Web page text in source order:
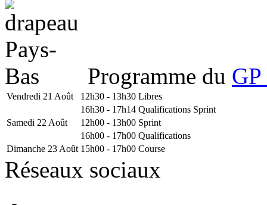
Programme du
Vendredi 21 Août 12h30 - 13h30 Libres
16h30 - 17h14 Qualifications Sprint
Samedi 22 Août
12h00 - 13h00 Sprint
16h00 - 17h00 Qualifications
Dimanche 23 Août 15h00 - 17h00 Course
Réseaux sociaux